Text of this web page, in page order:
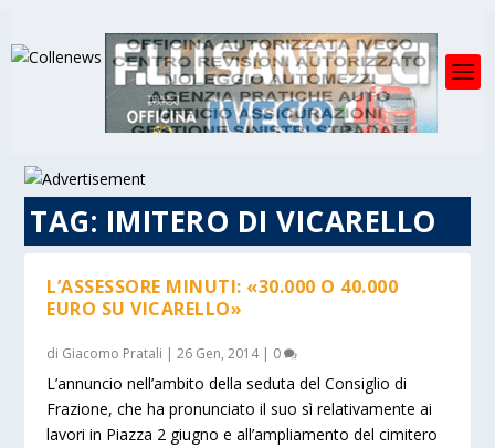
TAG: IMITERO DI VICARELLO
L’ASSESSORE MINUTI: «30.000 O 40.000
EURO SU VICARELLO»
di Giacomo Pratali |26 Gen, 2014| 0
L’annuncio nell’ambito della seduta del Consiglio di
Frazione, che ha pronunciato il suo sì relativamente ai
lavori in Piazza 2 giugno e all’ampliamento del cimitero